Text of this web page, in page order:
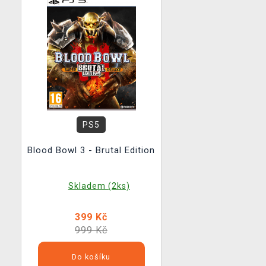
PS5
Blood Bowl 3 - Brutal Edition
Skladem (2ks)
399 Kč
999 Kč
Do košíku